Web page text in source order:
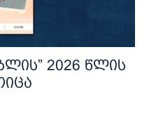
2026 წლის